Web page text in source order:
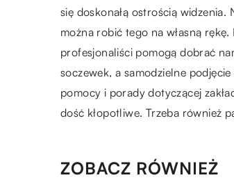
się doskonałą ostrością
można robić tego na własną
profesjonaliści pomogą dobrać
soczewek, a samodzielne
pomocy i porady dotyczącej
dość kłopotliwe. Trzeba również
ZOBACZ RÓWNIEŻ